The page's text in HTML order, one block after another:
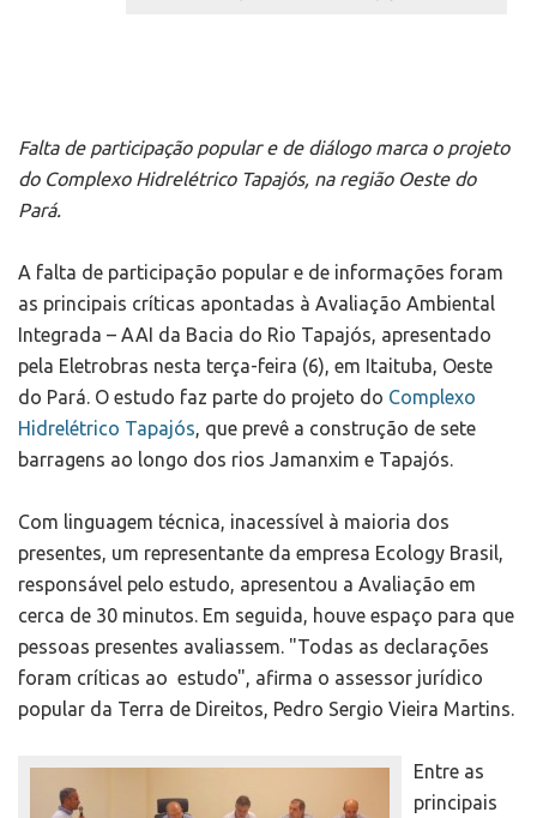
Falta de participação popular e de diálogo marca o projeto
do Complexo Hidrelétrico Tapajós, na região Oeste do
Pará.
A falta de participação popular e de informações foram
as principais críticas apontadas à Avaliação Ambiental
Integrada – AAI da Bacia do Rio Tapajós, apresentado
pela Eletrobras nesta terça-feira (6), em Itaituba, Oeste
do Pará. O estudo faz parte do projeto do Complexo
Hidrelétrico Tapajós, que prevê a construção de sete
barragens ao longo dos rios Jamanxim e Tapajós.
Com linguagem técnica, inacessível à maioria dos
presentes, um representante da empresa Ecology Brasil,
responsável pelo estudo, apresentou a Avaliação em
cerca de 30 minutos. Em seguida, houve espaço para que
pessoas presentes avaliassem. "Todas as declarações
foram críticas ao estudo", afirma o assessor jurídico
popular da Terra de Direitos, Pedro Sergio Vieira Martins.
Entre as
principais